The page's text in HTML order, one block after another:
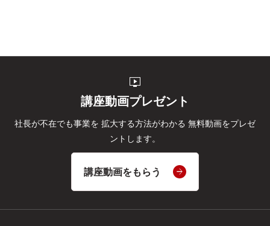
live_tv
講座動画プレゼント
社長が不在でも事業を 拡大する方法がわかる 無料動画をプレゼ
ントします。
講座動画をもらう